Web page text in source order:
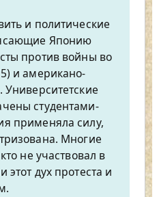
и политические
Японию
против войны во
и американо-
Университетские
студентами-
применяла силу,
Многие
не участвовал в
этот дух протеста и